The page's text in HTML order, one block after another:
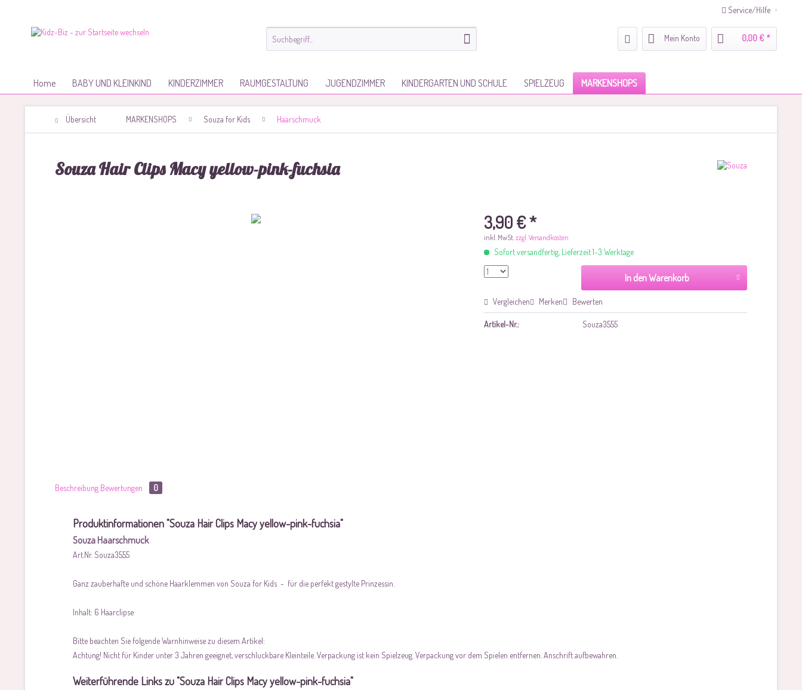
Service/Hilfe
Mein Konto 0,00 € *
Home BABY UND KLEINKIND KINDERZIMMER RAUMGESTALTUNG JUGENDZIMMER KINDERGARTEN UND SCHULE SPIELZEUG MARKENSHOPS
Übersicht MARKENSHOPS Souza for Kids Haarschmuck
Souza Hair Clips Macy yellow-pink-fuchsia
3,90 € *
inkl. MwSt.zzgl. Versandkosten
Sofort versandfertig, Lieferzeit 1-3 Werktage
In den Warenkorb
Vergleichen Merken Bewerten
Artikel-Nr.: Souza3555
Beschreibung Bewertungen 0
Produktinformationen "Souza Hair Clips Macy yellow-pink-fuchsia"
Souza Haarschmuck
Art.Nr. Souza3555
Ganz zauberhafte und schöne Haarklemmen von Souza for Kids - für die perfekt gestylte Prinzessin.
Inhalt: 6 Haarclipse
Bitte beachten Sie folgende Warnhinweise zu diesem Artikel:
Achtung! Nicht für Kinder unter 3 Jahren geeignet, verschluckbare Kleinteile. Verpackung ist kein Spielzeug. Verpackung vor dem Spielen entfernen. Anschrift aufbewahren.
Weiterführende Links zu "Souza Hair Clips Macy yellow-pink-fuchsia"